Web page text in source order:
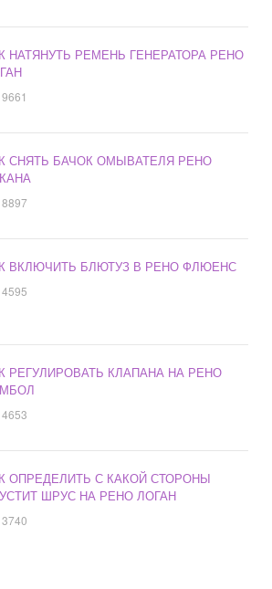
НАТЯНУТЬ РЕМЕНЬ ГЕНЕРАТОРА РЕНО
9661
СНЯТЬ БАЧОК ОМЫВАТЕЛЯ РЕНО
8897
ВКЛЮЧИТЬ БЛЮТУЗ В РЕНО ФЛЮЕНС
4595
РЕГУЛИРОВАТЬ КЛАПАНА НА РЕНО
4653
ОПРЕДЕЛИТЬ С КАКОЙ СТОРОНЫ
ШРУС НА РЕНО ЛОГАН
3740